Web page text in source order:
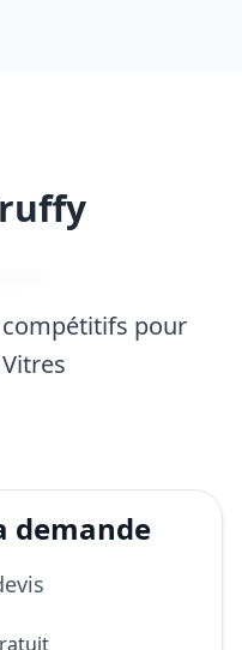
pour
demande